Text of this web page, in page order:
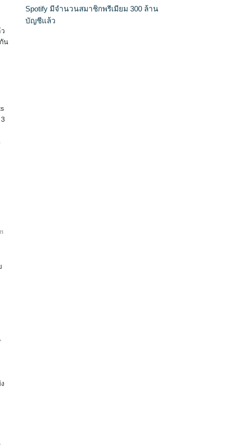
น
Spotify มีจำนวนสมาชิกพรีเมียม 300 ล้าน
บัญชีแล้ว